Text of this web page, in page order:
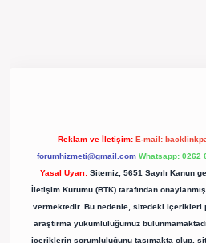
Reklam ve İletişim: E-mail:
forumhizmeti@gmail.com Whatsapp: 0262
Yasal Uyarı: Sitemiz, 5651 Sayılı Kanun
İletişim Kurumu (BTK) tarafından
vermektedir. Bu nedenle, sitedeki içerikleri
araştırma yükümlülüğümüz
içeriklerin sorumluluğunu taşımakta olup,